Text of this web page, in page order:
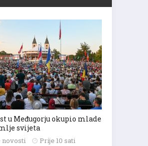
u Međugorju okupio mlade
svijeta
novosti Prije 10 sati